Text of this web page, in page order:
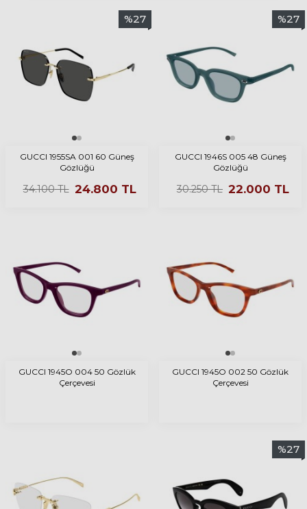
%27
GUCCI 1955SA 001 60 Güneş
Gözlüğü
34.100TL 24.800 TL
%27
GUCCI 1946S 005 48 Güneş
Gözlüğü
30.250TL 22.000 TL
GUCCI 1945O 004 50 Gözlük
Çerçevesi
GUCCI 1945O 002 50 Gözlük
Çerçevesi
%27